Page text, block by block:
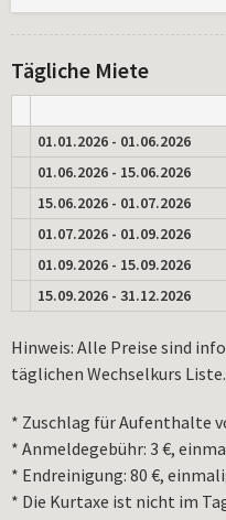
Tägliche Miete
01.01.2026 - 01.06.2026
01.06.2026 - 15.06.2026
15.06.2026 - 01.07.2026
01.07.2026 - 01.09.2026
01.09.2026 - 15.09.2026
15.09.2026 - 31.12.2026
Hinweis: Alle Preise sind
täglichen Wechselkurs Liste.
* Zuschlag für Aufenthalte
* Anmeldegebühr: 3 €,
* Endreinigung: 80 €,
* Die Kurtaxe ist nicht im